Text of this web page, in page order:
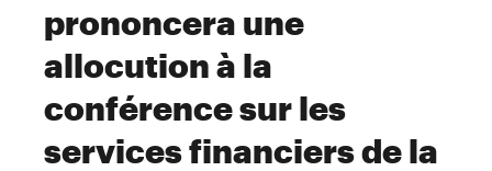
prononcera une
allocution à la
conférence sur les
services financiers de la